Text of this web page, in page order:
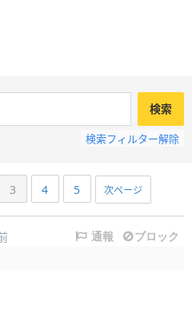
検索
検索フィルター解除
3 4 5 次ページ
通報 ブロック